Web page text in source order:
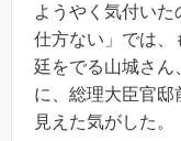
ようやく気付い
仕方ない」では、
廷をでる山城さん
に、総理大臣官
見えた気がした。